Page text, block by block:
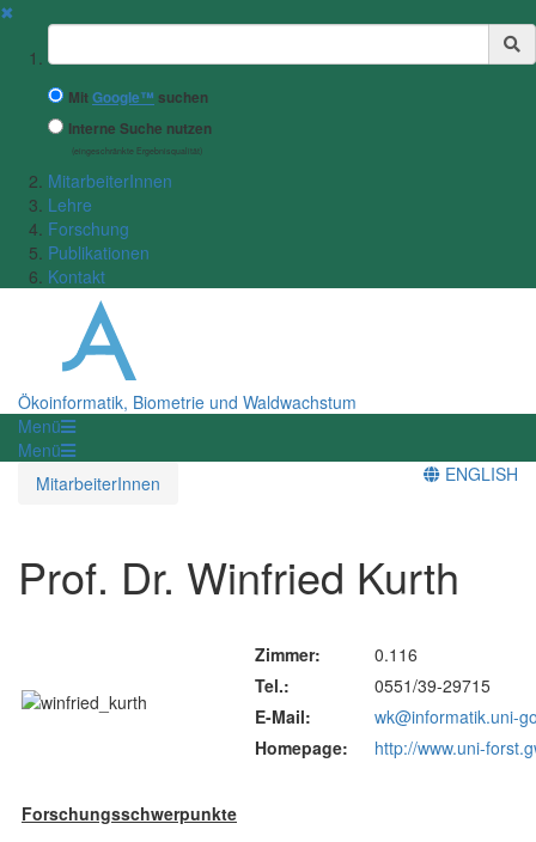
✖
Suchbegriff
MitGoogle™ suchen
Interne Suche nutzen
(eingeschränkte Ergebnisqualität)
MitarbeiterInnen
Lehre
Forschung
Publikationen
Kontakt
Ökoinformatik, Biometrie und Waldwachstum
Menü
Menü
MitarbeiterInnen
ENGLISH
Prof. Dr. Winfried Kurth
Zimmer:
0.116
Tel.:
0551/39-29715
E-Mail:
wk@informatik.uni-
Homepage:
http://www.uni-
Forschungsschwerpunkte